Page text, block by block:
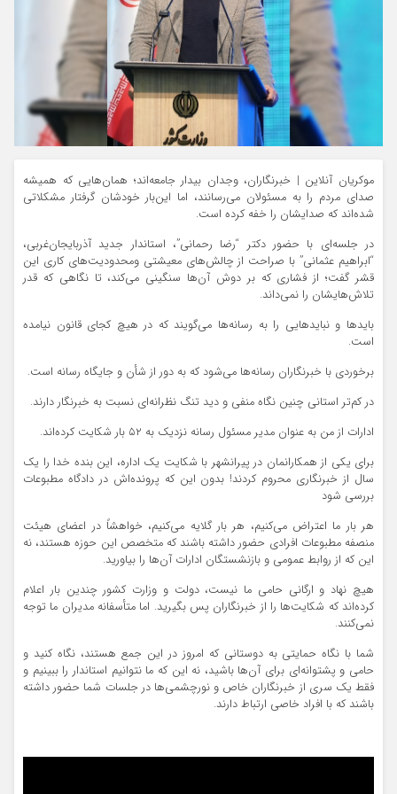
موکریان آنلاین | خبرنگاران، وجدان بیدار جامعه‌اند؛ همان‌هایی که همیشه
صدای مردم را به مسئولان می‌رسانند، اما این‌بار خودشان گرفتار مشکلاتی
شده‌اند که صدایشان را خفه کرده است.
در جلسه‌ای با حضور دکتر “رضا رحمانی”، استاندار جدید آذربایجان‌غربی،
“ابراهیم عثمانی” با صراحت از چالش‌های معیشتی ومحدودیت‌های کاری این
قشر گفت؛ از فشاری که بر دوش آن‌ها سنگینی می‌کند، تا نگاهی که قدر
تلاش‌هایشان را نمی‌داند.
بایدها و نبایدهایی را به رسانه‌ها می‌گویند که در هیچ کجای قانون نیامده
است.
برخوردی با خبرنگاران رسانه‌ها می‌شود که به دور از شأن و جایگاه رسانه است.
در کم‌تر استانی چنین نگاه منفی و دید تنگ نظرانه‌ای نسبت به خبرنگار دارند.
ادارات از من به عنوان مدیر مسئول رسانه نزدیک به ۵۲ بار شکایت کرده‌اند.
برای یکی از همکارانمان در پیرانشهر با شکایت یک اداره، این بنده خدا را یک‌
سال از خبرنگاری محروم کردند! بدون این که پرونده‌اش در دادگاه مطبوعات
بررسی شود
هر بار ما اعتراض می‌کنیم، هر بار گلایه می‌کنیم، خواهشاً در اعضای هیئت
منصفه مطبوعات افرادی حضور داشته باشند که متخصص این حوزه هستند، نه
این که از روابط عمومی و بازنشستگان ادارات آن‌ها را بیاورید.
هیچ نهاد و ارگانی حامی ما نیست، دولت و وزارت کشور چندین بار اعلام
کرده‌اند که شکایت‌ها را از خبرنگاران پس بگیرید. اما متأسفانه مدیران ما توجه
نمی‌کنند.
شما با نگاه حمایتی‌ به دوستانی که امروز در این جمع هستند، نگاه کنید و
حامی و پشتوانه‌ای برای آن‌ها باشید، نه این که ما نتوانیم استاندار را ببینیم و
فقط یک سری از خبرنگاران خاص و نورچشمی‌ها در جلسات شما حضور داشته
باشند که با افراد خاصی ارتباط دارند.